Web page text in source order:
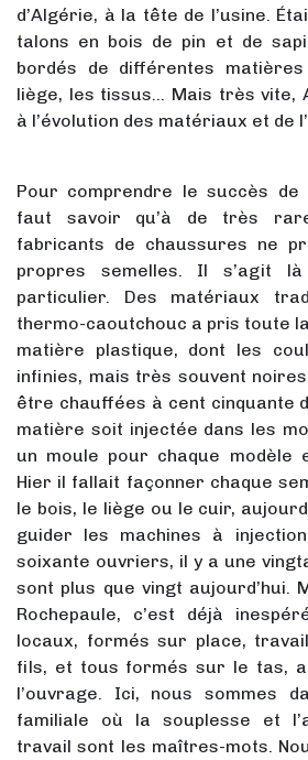
d’Algérie, à la tête de l’usine.
talons en bois de pin et de
bordés de différentes
liège, les tissus… Mais très vite,
à l’évolution des matériaux et de
Pour comprendre le succès
faut savoir qu’à de très
fabricants de chaussures ne
propres semelles. Il s’agit
particulier. Des matériaux
thermo-caoutchouc a pris toute
matière plastique, dont les
infinies, mais très souvent
être chauffées à cent cinquante
matière soit injectée dans les
un moule pour chaque modèle
Hier il fallait façonner chaque
le bois, le liège ou le cuir,
guider les machines à
soixante ouvriers, il y a une
sont plus que vingt aujourd’hui.
Rochepaule, c’est déjà
locaux, formés sur place,
fils, et tous formés sur le tas,
l’ouvrage. Ici, nous sommes
familiale où la souplesse et
travail sont les maîtres-mots.